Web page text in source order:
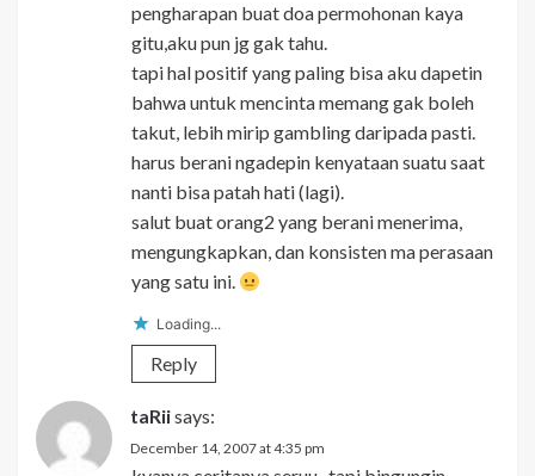
pengharapan buat doa permohonan kaya
gitu,aku pun jg gak tahu.
tapi hal positif yang paling bisa aku dapetin
bahwa untuk mencinta memang gak boleh
takut, lebih mirip gambling daripada pasti.
harus berani ngadepin kenyataan suatu saat
nanti bisa patah hati (lagi).
salut buat orang2 yang berani menerima,
mengungkapkan, dan konsisten ma perasaan
yang satu ini.
Loading...
Reply
taRiisays:
December 14, 2007 at 4:35 pm